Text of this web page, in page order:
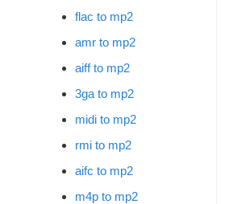
flac to mp2
amr to mp2
aiff to mp2
3ga to mp2
midi to mp2
rmi to mp2
aifc to mp2
m4p to mp2